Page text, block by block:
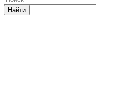
Найти